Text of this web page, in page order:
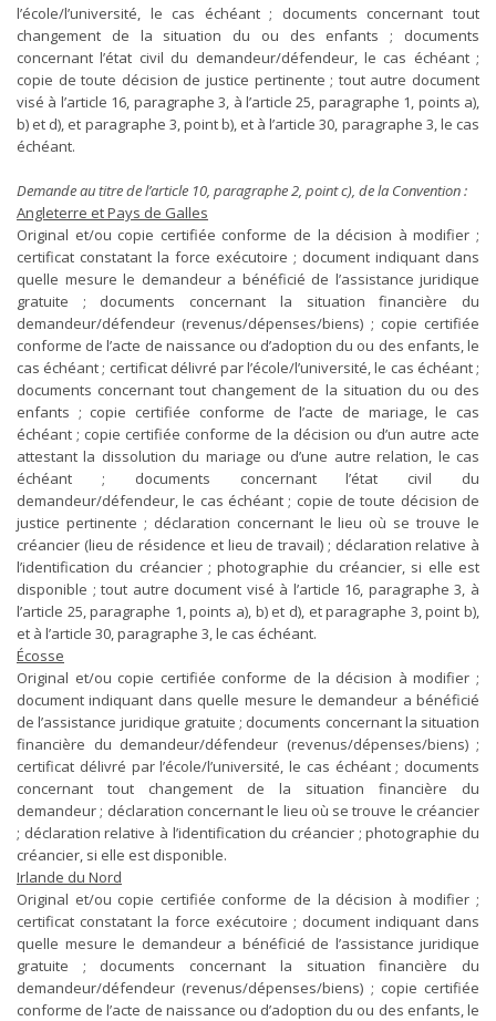
l’école/l’université, le cas échéant ; documents concernant tout
changement de la situation du ou des enfants ; documents
concernant l’état civil du demandeur/défendeur, le cas échéant ;
copie de toute décision de justice pertinente ; tout autre document
visé à l’article 16, paragraphe 3, à l’article 25, paragraphe 1, points a),
b) et d), et paragraphe 3, point b), et à l’article 30, paragraphe 3, le cas
échéant.
Demande au titre de l’article 10, paragraphe 2, point c), de la Convention :
Angleterre et Pays de Galles
Original et/ou copie certifiée conforme de la décision à modifier ;
certificat constatant la force exécutoire ; document indiquant dans
quelle mesure le demandeur a bénéficié de l’assistance juridique
gratuite ; documents concernant la situation financière du
demandeur/défendeur (revenus/dépenses/biens) ; copie certifiée
conforme de l’acte de naissance ou d’adoption du ou des enfants, le
cas échéant ; certificat délivré par l’école/l’université, le cas échéant ;
documents concernant tout changement de la situation du ou des
enfants ; copie certifiée conforme de l’acte de mariage, le cas
échéant ; copie certifiée conforme de la décision ou d’un autre acte
attestant la dissolution du mariage ou d’une autre relation, le cas
échéant ; documents concernant l’état civil du
demandeur/défendeur, le cas échéant ; copie de toute décision de
justice pertinente ; déclaration concernant le lieu où se trouve le
créancier (lieu de résidence et lieu de travail) ; déclaration relative à
l’identification du créancier ; photographie du créancier, si elle est
disponible ; tout autre document visé à l’article 16, paragraphe 3, à
l’article 25, paragraphe 1, points a), b) et d), et paragraphe 3, point b),
et à l’article 30, paragraphe 3, le cas échéant.
Écosse
Original et/ou copie certifiée conforme de la décision à modifier ;
document indiquant dans quelle mesure le demandeur a bénéficié
de l’assistance juridique gratuite ; documents concernant la situation
financière du demandeur/défendeur (revenus/dépenses/biens) ;
certificat délivré par l’école/l’université, le cas échéant ; documents
concernant tout changement de la situation financière du
demandeur ; déclaration concernant le lieu où se trouve le créancier
; déclaration relative à l’identification du créancier ; photographie du
créancier, si elle est disponible.
Irlande du Nord
Original et/ou copie certifiée conforme de la décision à modifier ;
certificat constatant la force exécutoire ; document indiquant dans
quelle mesure le demandeur a bénéficié de l’assistance juridique
gratuite ; documents concernant la situation financière du
demandeur/défendeur (revenus/dépenses/biens) ; copie certifiée
conforme de l’acte de naissance ou d’adoption du ou des enfants, le